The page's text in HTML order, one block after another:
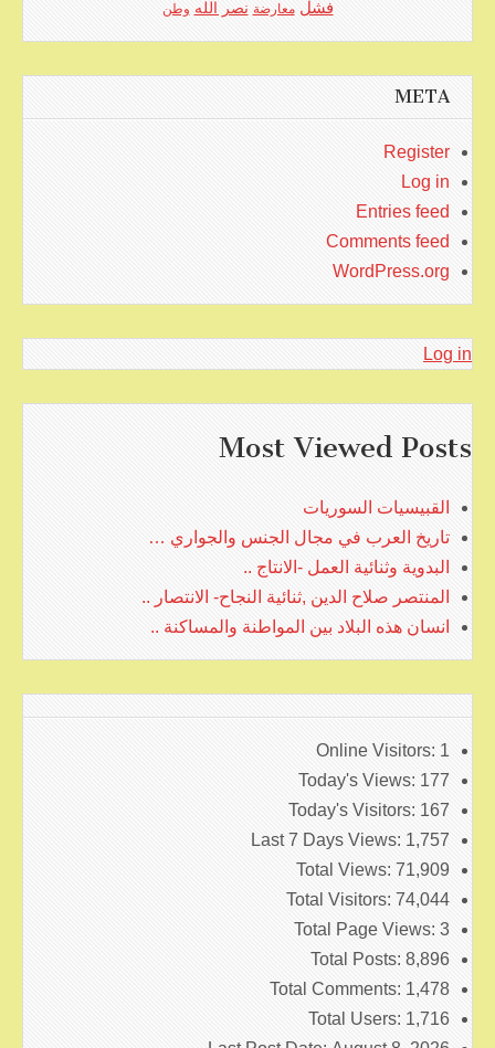
فشل معارضة نصر الله وطن
META
Register
Log in
Entries feed
Comments feed
WordPress.org
Log in
Most Viewed Posts
القبيسيات السوريات
تاريخ العرب في مجال الجنس والجواري …
البدوية وثنائية العمل -الانتاج ..
المنتصر صلاح الدين ,ثنائية النجاح- الانتصار ..
انسان هذه البلاد بين المواطنة والمساكنة ..
Online Visitors: 1
Today's Views: 177
Today's Visitors: 167
Last 7 Days Views: 1,757
Total Views: 71,909
Total Visitors: 74,044
Total Page Views: 3
Total Posts: 8,896
Total Comments: 1,478
Total Users: 1,716